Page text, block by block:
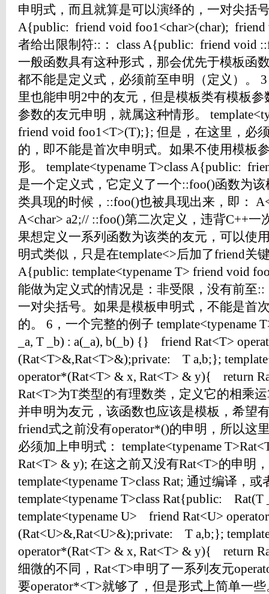
申明式，而且就算是可以演绎的，一对尖括
A{public: friend void foo1<char>(char);
者给出限制符::： class A{public: friend void
一般函数具有这种形式，那会优先于模板函
都不能是定义式，必须前至申明（定义）。
里也能申明2中的友元，但是模板类有模板
参数的友元申明，就属这种情形。
friend void foo1<T>(T);}; 但是，在这里，必
的，即不能是首次申明式。如果不使用模板
形。 template<typename T>class A{public:
是一个定义式，它定义了一个::foo()函数为
类具现的时候，::foo()也被具现出来，即：
A<char> a2;// ::foo()第二次定义，违背C++一
果想定义一系列函数为该类的友元，可以使
明式类似，只是在template<>后加了friend关
A{public: template<typename T> friend void
能做为定义式的情况是：非受限，没有前至
一对尖括号。如果是模板申明式，不能是首
的。 6，一个完整的例子 template<typename
_a, T _b) : a(_a), b(_b) {} friend Rat<T>
(Rat<T>&,Rat<T>&);private: T a,b;};
operator*(Rat<T> & x, Rat<T> & y){ return
Rat<T>为T类型的有理数类，定义它的相乘
并申明为友元，该函数也应该是模板，希望
friend式之前没有operator*()的申明，所以这
必须加上申明式： template<typename
Rat<T> & y); 在这之前又没有Rat<T>的申明
template<typename T>class Rat; 通过编译，
template<typename T>class Rat{public:
template<typename U> friend Rat<U>
(Rat<U>&,Rat<U>&);private: T a,b;};
operator*(Rat<T> & x, Rat<T> & y){ return
细微的不同，Rat<T>申明了一系列友元
要operator*<T>就够了，但是形式上简单一